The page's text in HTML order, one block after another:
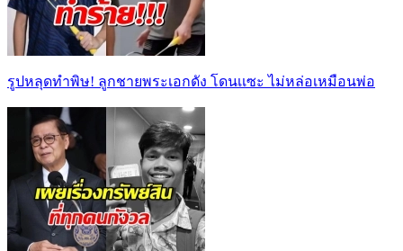
รูปหลุดทำพิษ! ลูกชายพระเอกดัง โดนเเซะ ไม่หล่อเหมือนพ่อ